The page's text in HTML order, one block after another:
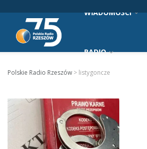
WIADOMOŚCI
RADIO
Polskie Radio Rzeszów > listygoncze